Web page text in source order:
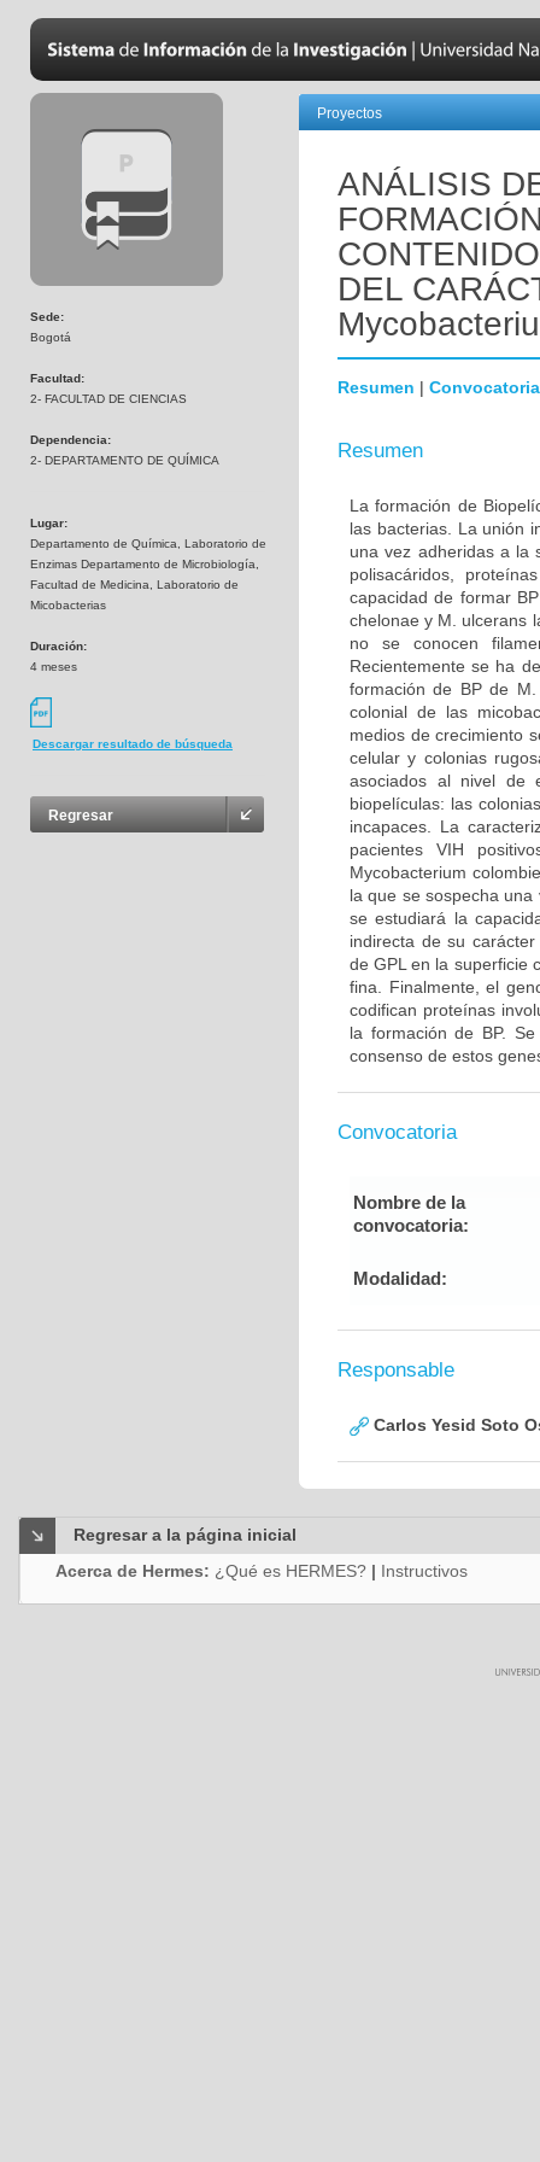
Sede:
Bogotá
Facultad:
2- FACULTAD DE CIENCIAS
Dependencia:
2- DEPARTAMENTO DE QUÍMICA
Lugar:
Departamento de Química, Laboratorio de
Enzimas Departamento de Microbiología,
Facultad de Medicina, Laboratorio de
Micobacterias
Duración:
4 meses
Descargar resultado de búsqueda
Regresar
Proyectos
ANÁLISIS
DEL
Resumen | Convocatoria
Resumen
La formación de
las bacterias. La unión
una vez adheridas a la
polisacáridos,
capacidad de formar
chelonae y M. ulcerans
no se conocen
Recientemente se ha
formación de BP de
colonial de las
medios de crecimiento
celular y colonias
asociados al nivel de
biopelículas: las
incapaces. La
pacientes VIH
Mycobacterium
la que se sospecha
se estudiará la
indirecta de su
de GPL en la superficie
fina. Finalmente, el
codifican proteínas
la formación de BP.
consenso de estos
Convocatoria
Nombre de la
convocatoria:
Modalidad:
Responsable
Carlos Yesid Soto
Regresar a la página inicial
Acerca de Hermes: ¿Qué es HERMES? | Instructivos